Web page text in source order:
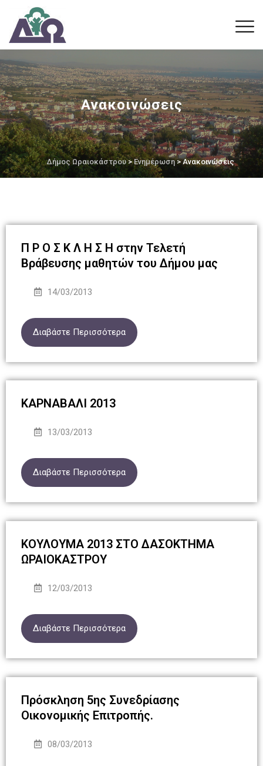
Ανακοινώσεις
Δήμος Ωραιοκάστρου>Ενημέρωση> Ανακοινώσεις
Π Ρ Ο Σ Κ Λ Η Σ Η στην Τελετή
Βράβευσης μαθητών του Δήμου μας
14/03/2013
Διαβάστε Περισσότερα
ΚΑΡΝΑΒΑΛΙ 2013
13/03/2013
Διαβάστε Περισσότερα
ΚΟΥΛΟΥΜΑ 2013 ΣΤΟ ΔΑΣΟΚΤΗΜΑ
ΩΡΑΙΟΚΑΣΤΡΟΥ
12/03/2013
Διαβάστε Περισσότερα
Πρόσκληση 5ης Συνεδρίασης
Οικονομικής Επιτροπής.
08/03/2013